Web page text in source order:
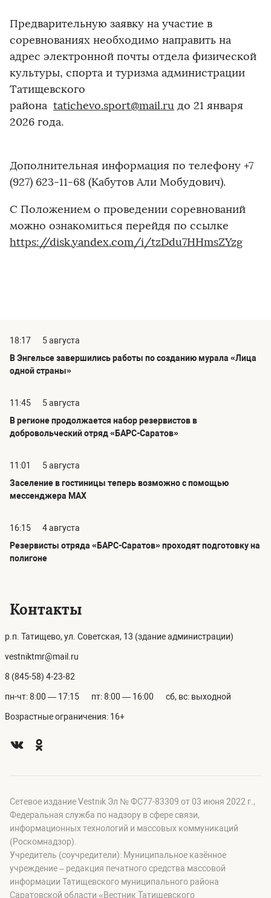
Предварительную заявку на участие в
соревнованиях необходимо направить на
адрес электронной почты отдела физической
культуры, спорта и туризма администрации
Татищевского
района tatichevo.sport@mail.ru до 21 января
2026 года.
Дополнительная информация по телефону +7
(927) 623-11-68 (Кабутов Али Мобудович).
С Положением о проведении соревнований
можно ознакомиться перейдя по ссылке
https://disk.yandex.com/i/tzDdu7HHmsZYzg
18:17
5 августа
В Энгельсе завершились работы по созданию мурала «Лица
одной страны»
11:45
5 августа
В регионе продолжается набор резервистов в
добровольческий отряд «БАРС-Саратов»
11:01
5 августа
Заселение в гостиницы теперь возможно с помощью
мессенджера MAX
16:15
4 августа
Резервисты отряда «БАРС-Саратов» проходят подготовку на
полигоне
Контакты
р.п. Татищево, ул. Советская, 13 (здание администрации)
vestniktmr@mail.ru
8 (845-58) 4-23-82
пн-чт: 8:00 — 17:15 пт: 8:00 — 16:00 сб, вс: выходной
Возрастные ограничения: 16+
Сетевое издание Vestnik Эл № ФС77-83309 от 03 июня 2022 г.,
Федеральная служба по надзору в сфере связи,
информационных технологий и массовых коммуникаций
(Роскомнадзор).
Учредитель (соучредители): Муниципальное казённое
учреждение – редакция печатного средства массовой
информации Татищевского муниципального района
Саратовской области «Вестник Татищевского